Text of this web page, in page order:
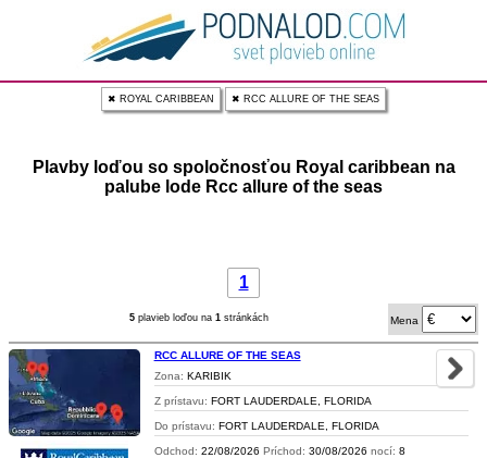
✖ ROYAL CARIBBEAN ✖ RCC ALLURE OF THE SEAS
Plavby loďou so spoločnosťou Royal caribbean na
palube lode Rcc allure of the seas
1
5plavieb loďou na 1stránkách Mena
RCC ALLURE OF THE SEAS
Zona: KARIBIK
Z prístavu: FORT LAUDERDALE, FLORIDA
Do prístavu: FORT LAUDERDALE, FLORIDA
Odchod: 22/08/2026 Príchod: 30/08/2026 nocí: 8